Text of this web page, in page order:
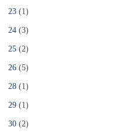
23 (1)
24 (3)
25 (2)
26 (5)
28 (1)
29 (1)
30 (2)